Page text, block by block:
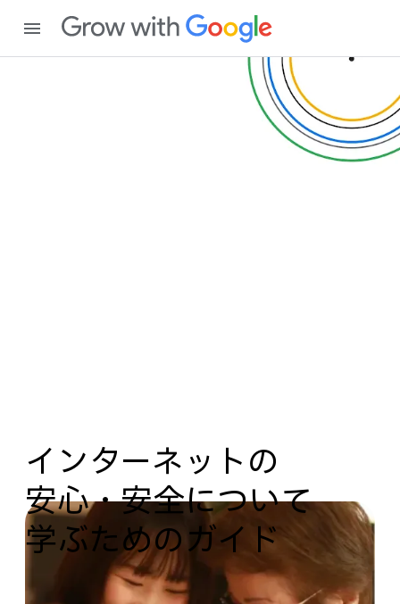
インターネットの​
安心・安全に​ついて​
学ぶための​ガイド